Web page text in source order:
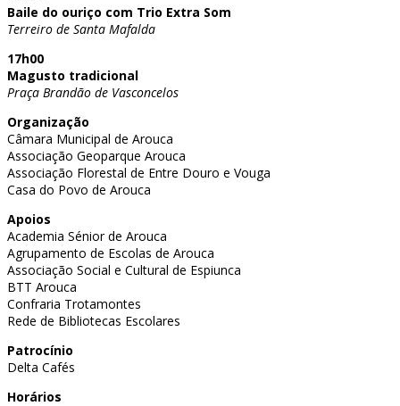
Baile do ouriço com Trio Extra Som
Terreiro de Santa Mafalda
17h00
Magusto tradicional
Praça Brandão de Vasconcelos
Organização
Câmara Municipal de Arouca
Associação Geoparque Arouca
Associação Florestal de Entre Douro e Vouga
Casa do Povo de Arouca
Apoios
Academia Sénior de Arouca
Agrupamento de Escolas de Arouca
Associação Social e Cultural de Espiunca
BTT Arouca
Confraria Trotamontes
Rede de Bibliotecas Escolares
Patrocínio
Delta Cafés
Horários